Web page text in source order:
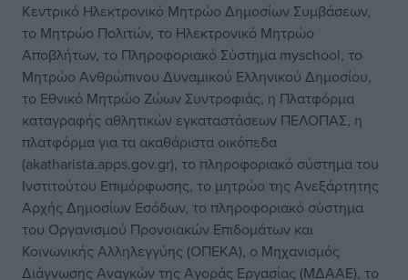
Κεντρικό Ηλεκτρονικό Μητρώο Δημοσίων Συμβάσεων,
το Μητρώο Πολιτών, το Ηλεκτρονικό Μητρώο
Αποβλήτων, το Πληροφοριακό Σύστημα myschool, το
Μητρώο Ανθρώπινου Δυναμικού Ελληνικού Δημοσίου,
το Εθνικό Μητρώο Ζώων Συντροφιάς, η Πλατφόρμα
καταγραφής αθλητικών εγκαταστάσεων ΠΕΛΟΠΑΣ, η
πλατφόρμα για τα ακαθάριστα οικόπεδα
(akatharista.apps.gov.gr), το πληροφοριακό σύστημα του
Ινστιτούτου Επιμόρφωσης, το μητρώο της Ανεξάρτητης
Αρχής Δημοσίων Εσόδων, το πληροφοριακό σύστημα
του Οργανισμού Προνοιακών Επιδομάτων και
Κοινωνικής Αλληλεγγύης (ΟΠΕΚΑ), ο Μηχανισμός
Διάγνωσης Αναγκών της Αγοράς Εργασίας (ΜΔΑΑΕ), το